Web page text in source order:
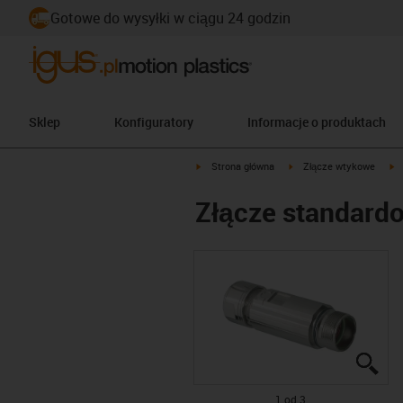
Gotowe do wysyłki w ciągu 24 godzin
Sklep Konfiguratory Informacje o produktach
igus-icon-arrow-right
Strona główna igus-icon-arrow-right
Złącze wtykowe
Złącze
1 od 3